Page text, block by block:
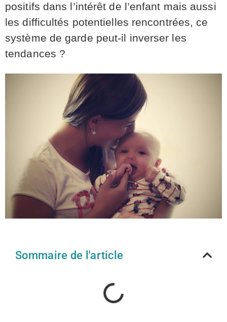
positifs dans l’intérêt de l’enfant mais aussi
les difficultés potentielles rencontrées, ce
système de garde peut-il inverser les
tendances ?
Sommaire de l'article